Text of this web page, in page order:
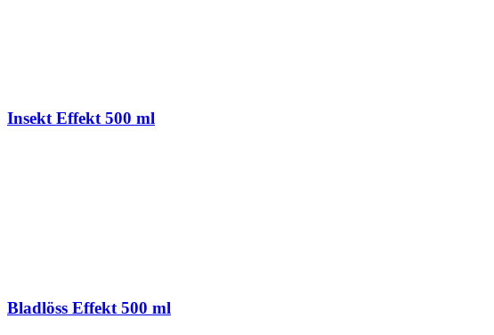
Insekt Effekt 500 ml
Bladlöss Effekt 500 ml